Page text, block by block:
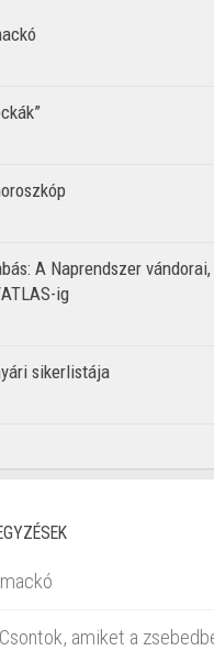
A Naprendszer
ig
sikerlistája
amiket a